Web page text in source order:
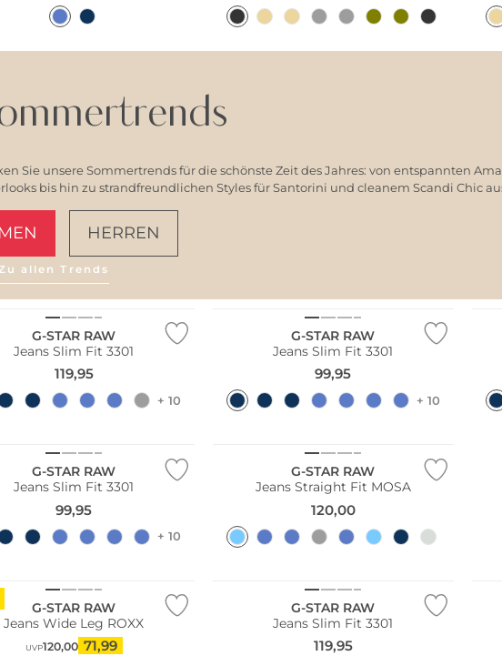
Sie unsere Sommertrends für die schönste Zeit des Jahres: von entspannten
bis hin zu strandfreundlichen Styles für Santorini und cleanem Scandi Chic
HERREN
allen Trends
G-STAR RAW
Jeans Slim Fit 3301
119,95
+ 10
G-STAR RAW
Jeans Slim Fit 3301
99,95
+ 10
G-STAR RAW
Jeans Slim Fit 3301
99,95
+ 10
G-STAR RAW
Jeans Straight Fit MOSA
120,00
G-STAR RAW
Jeans Wide Leg ROXX
UVP120,00 71,99
G-STAR RAW
Jeans Slim Fit 3301
119,95